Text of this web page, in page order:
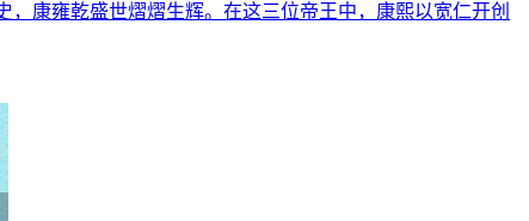
康雍乾盛世熠熠生辉。在这三位帝王中，康熙以宽仁开创